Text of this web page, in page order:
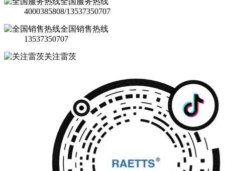
4000385808/13537350707
全国销售热线
13537350707
关注雷茨